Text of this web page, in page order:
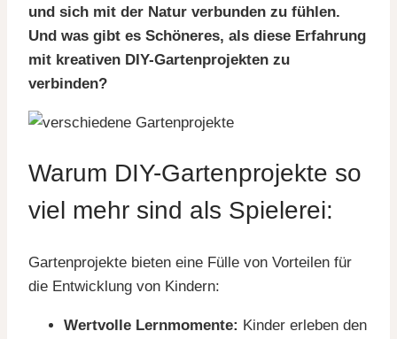
und sich mit der Natur verbunden zu fühlen.
Und was gibt es Schöneres, als diese Erfahrung
mit kreativen DIY-Gartenprojekten zu
verbinden?
Warum DIY-Gartenprojekte so
viel mehr sind als Spielerei:
Gartenprojekte bieten eine Fülle von Vorteilen für
die Entwicklung von Kindern:
Wertvolle Lernmomente: Kinder erleben den